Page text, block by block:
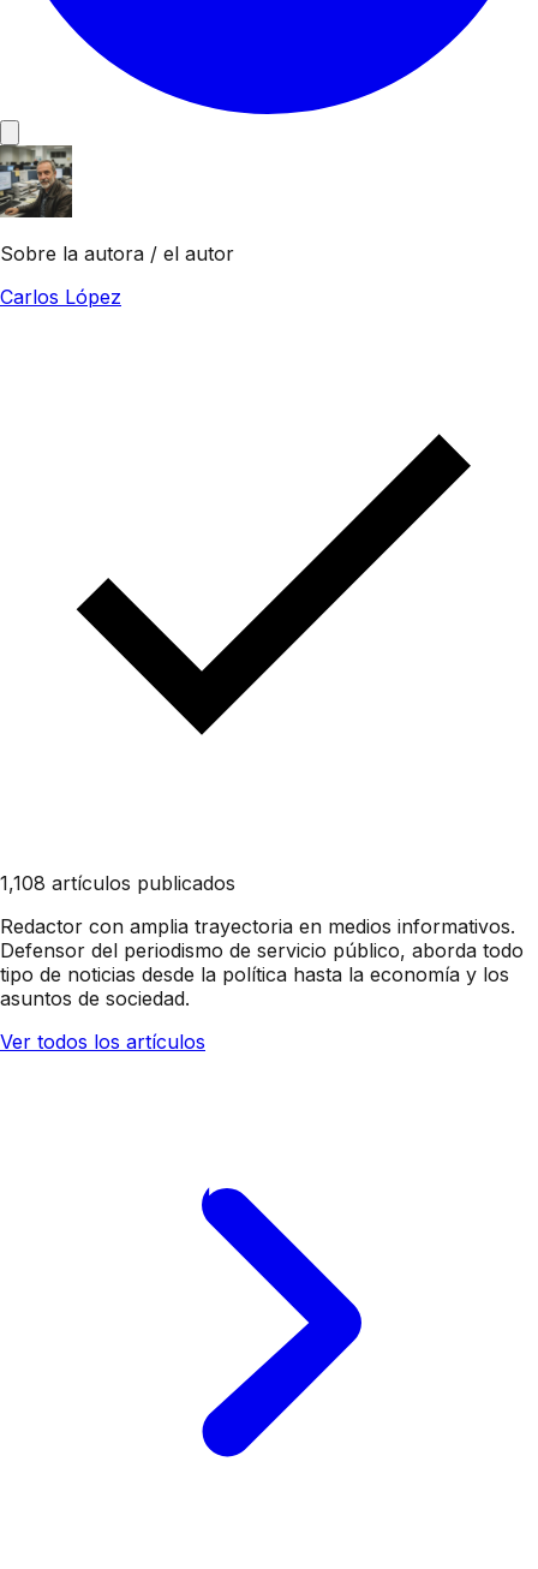
Sobre la autora / el autor
Carlos López
1,108 artículos publicados
Redactor con amplia trayectoria en medios informativos.
Defensor del periodismo de servicio público, aborda todo
tipo de noticias desde la política hasta la economía y los
asuntos de sociedad.
Ver todos los artículos